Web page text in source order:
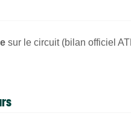
sur le circuit (bilan officiel